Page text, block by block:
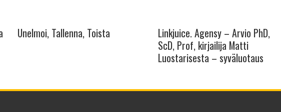
Unelmoi, Tallenna, Toista
Linkjuice. Agensy – Arvio PhD,
ScD, Prof, kirjailija Matti
Luostarisesta – syväluotaus